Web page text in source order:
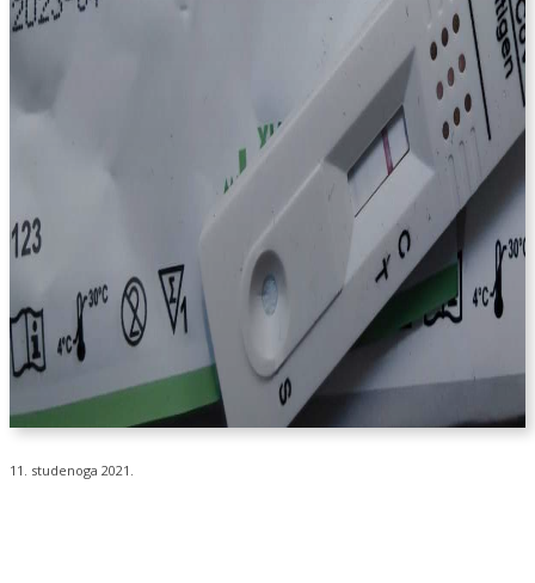
11. studenoga 2021.